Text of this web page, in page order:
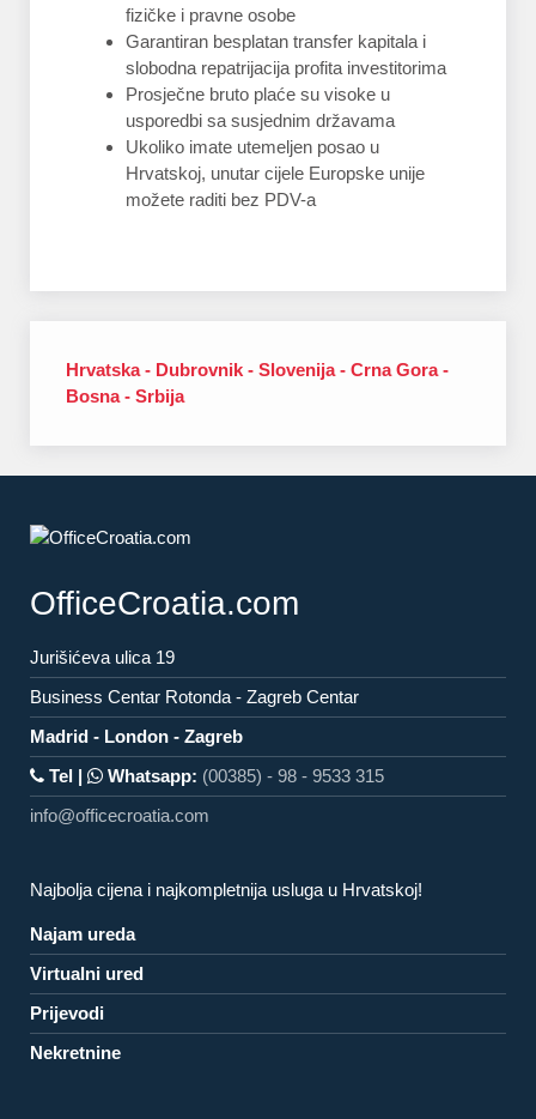
fizičke i pravne osobe
Garantiran besplatan transfer kapitala i
slobodna repatrijacija profita investitorima
Prosječne bruto plaće su visoke u
usporedbi sa susjednim državama
Ukoliko imate utemeljen posao u
Hrvatskoj, unutar cijele Europske unije
možete raditi bez PDV-a
Hrvatska - Dubrovnik - Slovenija - Crna Gora -
Bosna - Srbija
OfficeCroatia.com
Jurišićeva ulica 19
Business Centar Rotonda - Zagreb Centar
Madrid - London - Zagreb
Tel |
Whatsapp: (00385) - 98 - 9533 315
info@officecroatia.com
Najbolja cijena i najkompletnija usluga u Hrvatskoj!
Najam ureda
Virtualni ured
Prijevodi
Nekretnine